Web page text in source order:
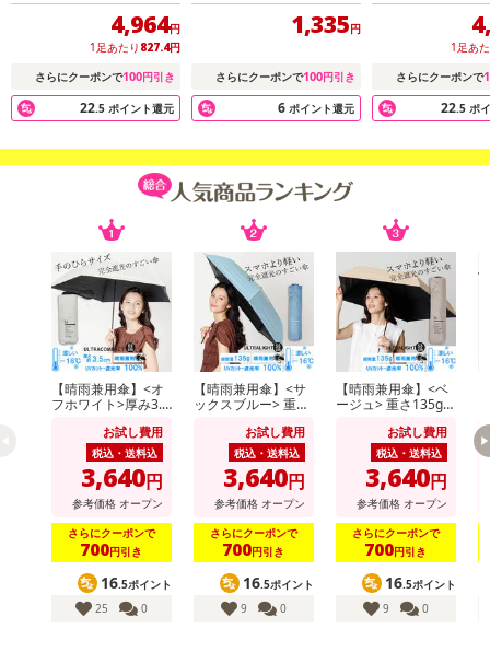
4,964円
1足あたり 827.4円
さらにクーポンで100円引き
22.5 ポイント還元
1,335円
さらにクーポンで100円引き
6 ポイント還元
1足あ
さらにクーポンで
22.5 ポ
【晴雨兼用傘】<オ
フホワイト>厚み3.5
ズUVカット100％マ
イナス16度
お試し費用
税込・送料込
3,640円
参考価格 オープン
さらにクーポンで
700円引き
16.5ポイント
25
0
【晴雨兼用傘】<サ
ックスブルー> 重さ
軽いUVカット100％
マイナス16度 UL
お試し費用
税込・送料込
3,640円
参考価格 オープン
さらにクーポンで
700円引き
16.5ポイント
9
0
【晴雨兼用傘】<ベ
ージュ> 重さ135g！
カット100％マイナ
ス16度 UL
お試し費用
税込・送料込
3,640円
参考価格 オープン
さらにクーポンで
700円引き
16.5ポイント
9
0